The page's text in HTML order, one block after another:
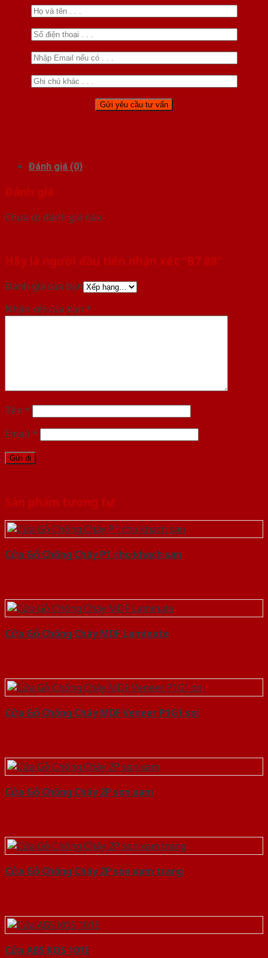
Đánh giá (0)
Đánh giá
Chưa có đánh giá nào.
Hãy là người đầu tiên nhận xét “B7 88”
Đánh giá của bạn
Nhận xét của bạn *
Tên *
Email *
Sản phẩm tương tự
Cửa Gỗ Chống Cháy P1 cho khach san
Cửa Gỗ Chống Cháy MDF Laminate
Cửa Gỗ Chống Cháy MDF Veneer P1G1 soi
Cửa Gỗ Chống Cháy 2P son xam
Cửa Gỗ Chống Cháy 2P son xam trang
Cửa ABS KOS 101E